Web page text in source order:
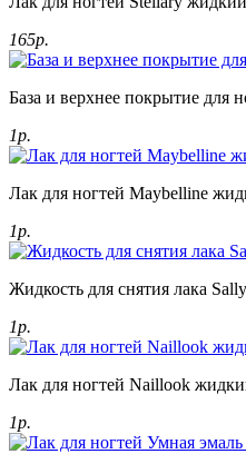
165р.
База и верхнее покрытие для
1р.
Лак для ногтей Maybelline
1р.
Жидкость для снятия лака
1р.
Лак для ногтей Naillook
1р.